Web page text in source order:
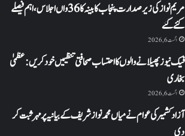
مریم نواز کی زیر صدارت پنجاب کابینہ کا 36واں اجلاس،اہم فیصلے
کئے گئے
اگست 6, 2026
فیک نیوز پھیلانے والوں کا احتساب صحافتی تنظیمیں خود کریں: عظمیٰ
بخاری
اگست 6, 2026
آزاد کشمیر کی عوام نے میاں محمد نواز شریف کے بیانیہ پر مہر ثبت کر
دی